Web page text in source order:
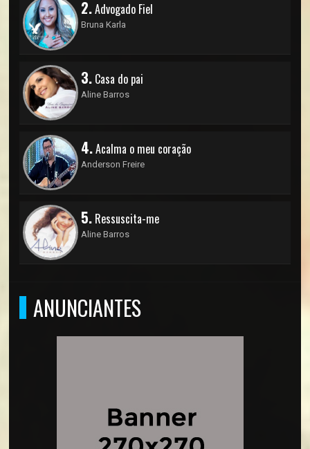
2.Advogado Fiel
Bruna Karla
3. Casa do pai
Aline Barros
4.Acalma o meu coração
Anderson Freire
5. Ressuscita-me
Aline Barros
ANUNCIANTES